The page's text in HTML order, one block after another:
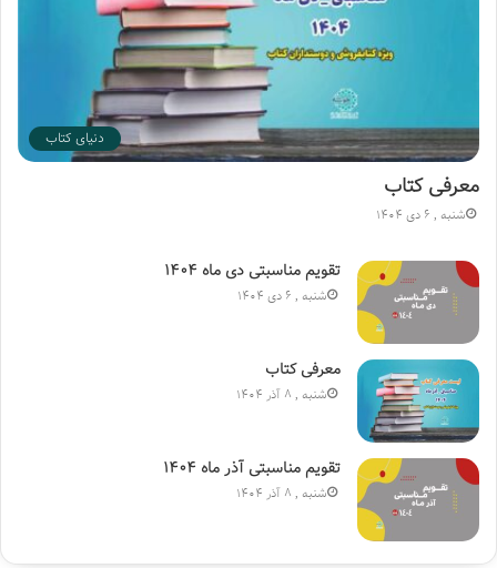
دنیای کتاب
معرفی کتاب
شنبه , 6 دی 1404
تقویم مناسبتی دی ماه ۱۴۰۴
شنبه , 6 دی 1404
معرفی کتاب
شنبه , 8 آذر 1404
تقویم مناسبتی آذر ماه ۱۴۰۴
شنبه , 8 آذر 1404